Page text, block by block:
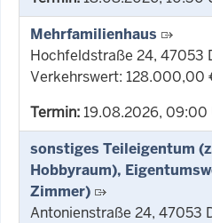
Mehrfamilienhaus
Hochfeldstraße 24, 47053
Verkehrswert: 128.000,00
Termin:19.08.2026, 09:00
sonstiges Teileigentum
Hobbyraum),
Zimmer)
Antonienstraße 24, 47053